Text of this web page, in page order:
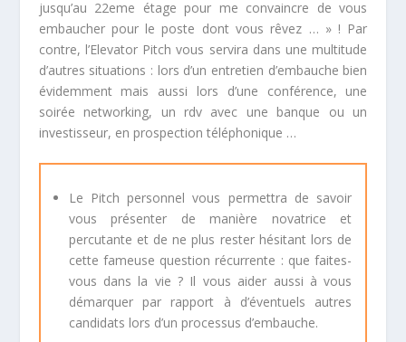
jusqu’au 22eme étage pour me convaincre de vous
embaucher pour le poste dont vous rêvez … » ! Par
contre, l’Elevator Pitch vous servira dans une multitude
d’autres situations : lors d’un entretien d’embauche bien
évidemment mais aussi lors d’une conférence, une
soirée networking, un rdv avec une banque ou un
investisseur, en prospection téléphonique …
Le Pitch personnel vous permettra de savoir
vous présenter de manière novatrice et
percutante et de ne plus rester hésitant lors de
cette fameuse question récurrente : que faites-
vous dans la vie ? Il vous aider aussi à vous
démarquer par rapport à d’éventuels autres
candidats lors d’un processus d’embauche.